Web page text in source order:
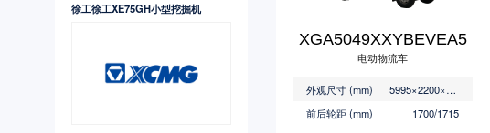
徐工徐工XE75GH小型挖掘机
XGA5049XXYBEVEA5
电动物流车
外观尺寸 (mm)
5995×2200×3150/3200/3250/3300/3350
前后轮距 (mm)
1700/1715